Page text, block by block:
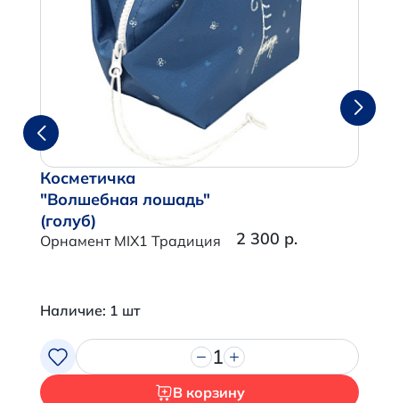
Косметичка
"Волшебная лошадь"
(голуб)
Орнамент MIX1 Традиция 2 300 р.
Наличие: 1 шт
1
В корзину